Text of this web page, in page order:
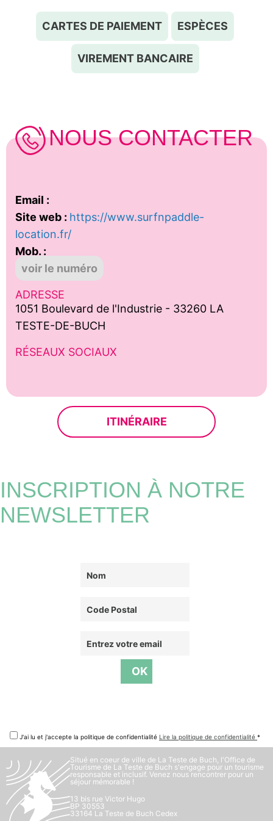
CARTES DE PAIEMENT ESPÈCES
VIREMENT BANCAIRE
NOUS CONTACTER
Email :
Site web : https://www.surfnpaddle-
location.fr/
Mob. :
voir le numéro
ADRESSE
1051 Boulevard de l'Industrie - 33260 LA
TESTE-DE-BUCH
RÉSEAUX SOCIAUX
ITINÉRAIRE
INSCRIPTION À NOTRE
NEWSLETTER
J'ai lu et j'accepte la politique de confidentialité Lire la politique de confidentialité *
Situé en coeur de ville de La Teste de Buch, l'Office de
Tourisme de La Teste de Buch s'engage pour un tourisme
responsable et inclusif. Venez nous rencontrer pour un
séjour mémorable !
13 bis rue Victor Hugo
BP 30553
33164 La Teste de Buch Cedex